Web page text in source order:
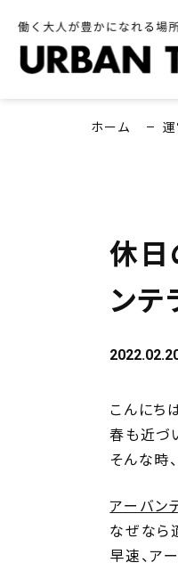
ホーム
休日
ンテ
こんにち
春も近づ
そんな時
アーバン
なぜなら
早速、ア